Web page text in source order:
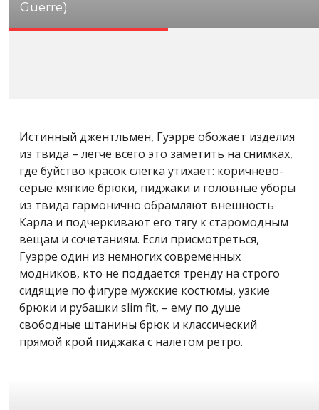
Guerre)
Истинный джентльмен, Гуэрре обожает изделия
из твида – легче всего это заметить на снимках,
где буйство красок слегка утихает: коричнево-
серые мягкие брюки, пиджаки и головные уборы
из твида гармонично обрамляют внешность
Карла и подчеркивают его тягу к старомодным
вещам и сочетаниям. Если присмотреться,
Гуэрре один из немногих современных
модников, кто не поддается тренду на строго
сидящие по фигуре мужские костюмы, узкие
брюки и рубашки slim fit, – ему по душе
свободные штанины брюк и классический
прямой крой пиджака с налетом ретро.